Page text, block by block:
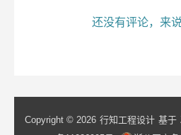
还没有评论，来
Copyright © 2026 行知工程设计 基于